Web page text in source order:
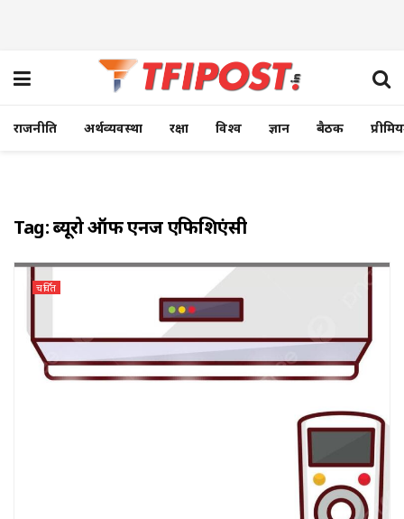
राजनीति अर्थव्यवस्था रक्षा विश्व ज्ञान बैठक
Tag:ब्यूरो ऑफ एनर्जी एफिशिएंसी
चर्चित